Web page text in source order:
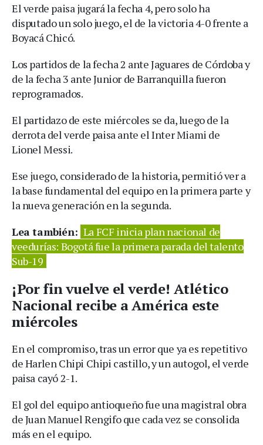
El verde paisa jugará la fecha 4, pero solo ha
disputado un solo juego, el de la victoria 4-0 frente a
Boyacá Chicó.
Los partidos de la fecha 2 ante Jaguares de Córdoba y
de la fecha 3 ante Junior de Barranquilla fueron
reprogramados.
El partidazo de este miércoles se da, luego de la
derrota del verde paisa ante el Inter Miami de
Lionel Messi.
Ese juego, considerado de la historia, permitió ver a
la base fundamental del equipo en la primera parte y
la nueva generación en la segunda.
Lea también: La FCF inicia plan nacional de
veedurías: Bogotá fue la primera parada del talento
Sub-19
¡Por fin vuelve el verde! Atlético
Nacional recibe a América este
miércoles
En el compromiso, tras un error que ya es repetitivo
de Harlen Chipi Chipi castillo, y un autogol, el verde
paisa cayó 2-1.
El gol del equipo antioqueño fue una magistral obra
de Juan Manuel Rengifo que cada vez se consolida
más en el equipo.